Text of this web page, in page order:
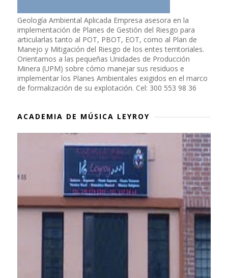
Geología Ambiental Aplicada Empresa asesora en la
implementación de Planes de Gestión del Riesgo para
articularlas tanto al POT, PBOT, EOT, como al Plan de
Manejo y Mitigación del Riesgo de los entes territoriales.
Orientamos a las pequeñas Unidades de Producción
Minera (UPM) sobre cómo manejar sus residuos e
implementar los Planes Ambientales exigidos en el marco
de formalización de su explotación. Cel: 300 553 98 36
ACADEMIA DE MÚSICA LEYROY